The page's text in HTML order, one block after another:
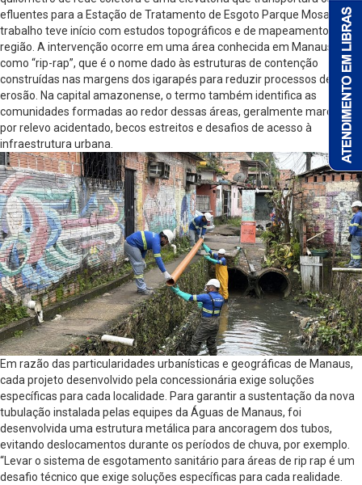
efluentes para a Estação de Tratamento de Esgoto Parque Mosaico. O
trabalho teve início com estudos topográficos e de mapeamento da
região. A intervenção ocorre em uma área conhecida em Manaus
como “rip-rap”, que é o nome dado às estruturas de contenção
construídas nas margens dos igarapés para reduzir processos de
erosão. Na capital amazonense, o termo também identifica as
comunidades formadas ao redor dessas áreas, geralmente marcadas
por relevo acidentado, becos estreitos e desafios de acesso à
infraestrutura urbana.
Em razão das particularidades urbanísticas e geográficas de Manaus,
cada projeto desenvolvido pela concessionária exige soluções
específicas para cada localidade. Para garantir a sustentação da nova
tubulação instalada pelas equipes da Águas de Manaus, foi
desenvolvida uma estrutura metálica para ancoragem dos tubos,
evitando deslocamentos durante os períodos de chuva, por exemplo.
“Levar o sistema de esgotamento sanitário para áreas de rip rap é um
desafio técnico que exige soluções específicas para cada realidade.